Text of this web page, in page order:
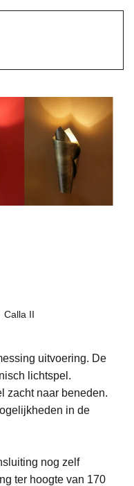
Calla II
uitvoering. De
lichtspel.
zacht naar beneden.
in de
nog zelf
ter hoogte van 170